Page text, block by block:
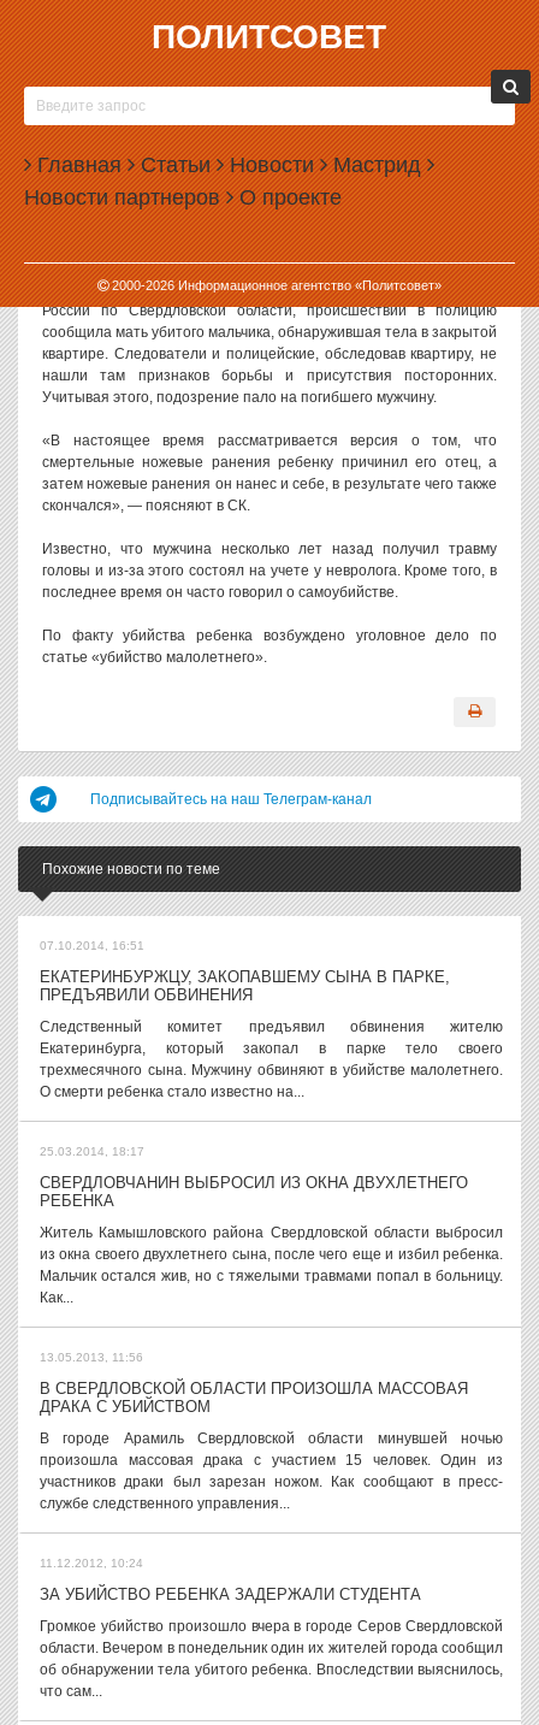
ПОЛИТСОВЕТ
Главная Статьи Новости Мастрид
Новости партнеров О проекте
2000-2026Информационное агентство «Политсовет»
04.06.2013, 10:34
ЖИТЕЛЬ СВЕРДЛОВСКОЙ ОБЛАСТИ ЗАРЕЗАЛ
СЫНА И СЕБЯ
В городе Артемовский Свердловской области в понедельник
были обнаружены тела шестилетнего ребенка и его
сорокалетнего отца. По предварительной версии, мужчина
сначала зарезал сына, а потом и себя.
Как сообщают в пресс-службе следственного управления СК
России по Свердловской области, происшествии в полицию
сообщила мать убитого мальчика, обнаружившая тела в закрытой
квартире. Следователи и полицейские, обследовав квартиру, не
нашли там признаков борьбы и присутствия посторонних.
Учитывая этого, подозрение пало на погибшего мужчину.
«В настоящее время рассматривается версия о том, что
смертельные ножевые ранения ребенку причинил его отец, а
затем ножевые ранения он нанес и себе, в результате чего также
скончался», — поясняют в СК.
Известно, что мужчина несколько лет назад получил травму
головы и из-за этого состоял на учете у невролога. Кроме того, в
последнее время он часто говорил о самоубийстве.
По факту убийства ребенка возбуждено уголовное дело по
статье «убийство малолетнего».
Подписывайтесь на наш Телеграм-канал
Похожие новости по теме
07.10.2014, 16:51
ЕКАТЕРИНБУРЖЦУ, ЗАКОПАВШЕМУ СЫНА В ПАРКЕ,
ПРЕДЪЯВИЛИ ОБВИНЕНИЯ
Следственный комитет предъявил обвинения жителю
Екатеринбурга, который закопал в парке тело своего
трехмесячного сына. Мужчину обвиняют в убийстве малолетнего.
О смерти ребенка стало известно на...
25.03.2014, 18:17
СВЕРДЛОВЧАНИН ВЫБРОСИЛ ИЗ ОКНА ДВУХЛЕТНЕГО
РЕБЕНКА
Житель Камышловского района Свердловской области выбросил
из окна своего двухлетнего сына, после чего еще и избил ребенка.
Мальчик остался жив, но с тяжелыми травмами попал в больницу.
Как...
13.05.2013, 11:56
В СВЕРДЛОВСКОЙ ОБЛАСТИ ПРОИЗОШЛА МАССОВАЯ
ДРАКА С УБИЙСТВОМ
В городе Арамиль Свердловской области минувшей ночью
произошла массовая драка с участием 15 человек. Один из
участников драки был зарезан ножом. Как сообщают в пресс-
службе следственного управления...
11.12.2012, 10:24
ЗА УБИЙСТВО РЕБЕНКА ЗАДЕРЖАЛИ СТУДЕНТА
Громкое убийство произошло вчера в городе Серов Свердловской
области. Вечером в понедельник один их жителей города сообщил
об обнаружении тела убитого ребенка. Впоследствии выяснилось,
что сам...